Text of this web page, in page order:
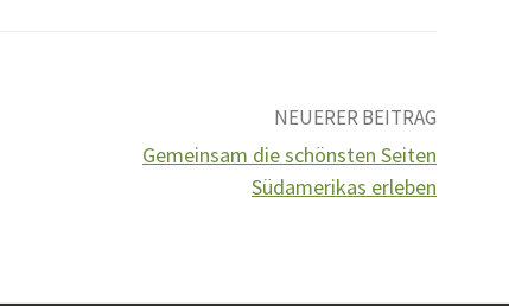
NEUERER BEITRAG
Gemeinsam die schönsten Seiten
Südamerikas erleben